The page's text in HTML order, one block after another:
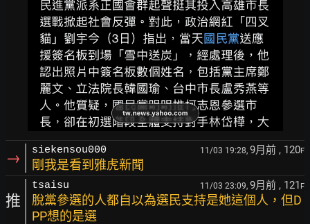
→ siekensou000 11/03 19:28, 9月前 , 120F
剛我是看到雅虎新聞
推
tsaisu 11/03 23:09, 9月前 , 121 F
脫黨參選的人都自以為選民支持是她這個人，但D
PP想的是選